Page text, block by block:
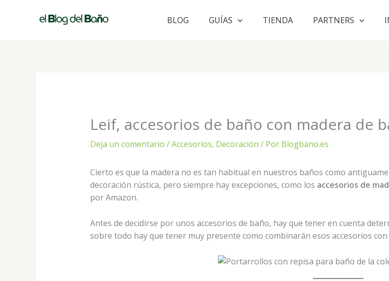
BLOG GUÍAS TIENDA PARTNERS
Leif, accesorios de baño con madera de
Deja un comentario /Accesorios, Decoración / Por Blogbano.es
Cierto es que la madera no es tan habitual en nuestros baños como
decoración rústica, pero siempre hay excepciones, como los accesorios de
por Amazon.
Antes de decidirse por unos accesorios de baño, hay que tener en cuenta
sobre todo hay que tener muy presente como combinarán esos accesorios